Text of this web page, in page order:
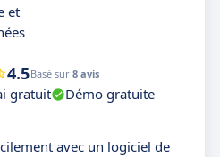
et
4.5Basé sur 8 avis
gratuit
Démo gratuite
avec un logiciel de